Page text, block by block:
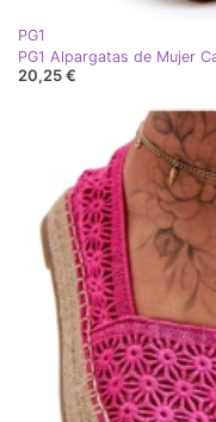
PG1
PG1 Alpargatas de Mujer
20,25 €